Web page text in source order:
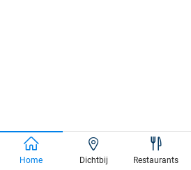
Home Dichtbij Restaurants